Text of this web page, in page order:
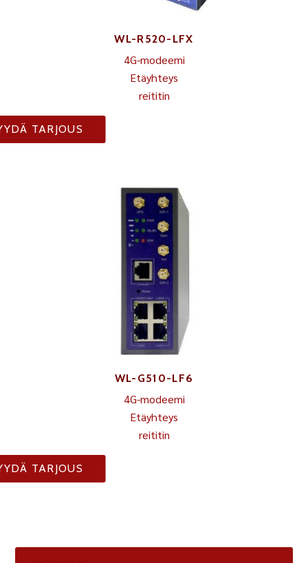
WL-R520-LFX
4G-modeemi
Etäyhteys
reititin
TARJOUS
WL-G510-LF6
4G-modeemi
Etäyhteys
reititin
TARJOUS